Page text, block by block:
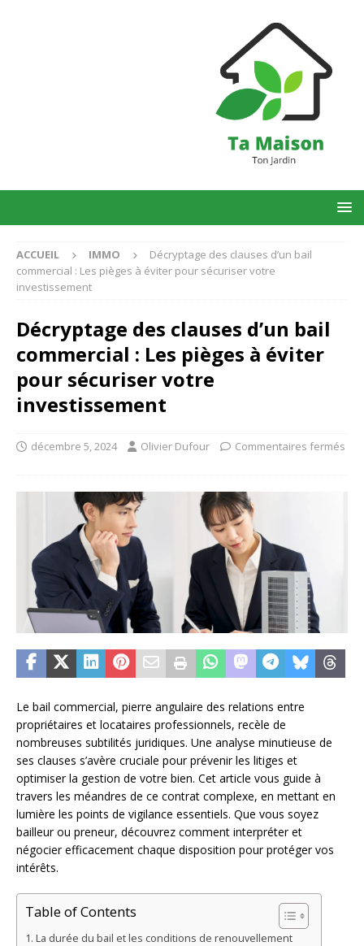
ACCUEIL IMMO
Décryptage des clauses d’un bail
commercial : Les pièges à éviter pour sécuriser votre
investissement
Décryptage des clauses d’un bail
commercial : Les pièges à éviter
pour sécuriser votre
investissement
décembre 5, 2024 Olivier Dufour Commentaires fermés
Le bail commercial, pierre angulaire des relations entre
propriétaires et locataires professionnels, recèle de
nombreuses subtilités juridiques. Une analyse minutieuse de
ses clauses s’avère cruciale pour prévenir les litiges et
optimiser la gestion de votre bien. Cet article vous guide à
travers les méandres de ce contrat complexe, en mettant en
lumière les points de vigilance essentiels. Que vous soyez
bailleur ou preneur, découvrez comment interpréter et
négocier efficacement chaque disposition pour protéger vos
intérêts.
Table of Contents
La durée du bail et les conditions de renouvellement